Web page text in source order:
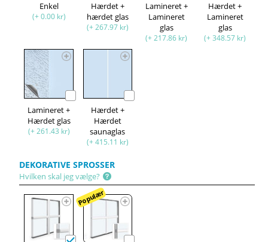
Enkel
(+ 0.00 kr)
Hærdet +
hærdet glas
(+ 267.97 kr)
Lamineret +
Lamineret
glas
(+ 217.86 kr)
Hærdet +
Lamineret
glas
(+ 348.57 kr)
Lamineret +
Hærdet glas
(+ 261.43 kr)
Hærdet +
Hærdet
saunaglas
(+ 415.11 kr)
DEKORATIVE SPROSSER
Hvilken skal jeg vælge?
Populær